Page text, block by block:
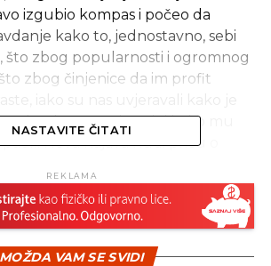
izgubio kompas i počeo da
kako to, jednostavno, sebi
što zbog popularnosti i ogromnog
zbog činjenice da im profit
dotaknuo svoj zenit i kako mu
pad… Nova najava nudi priču o
platformu za igranje.
spomen takve platforme većini će
koji već nudi takvu platformu
NASTAVITE ČITATI
REKLAMA
MOŽDA VAM SE SVIDI